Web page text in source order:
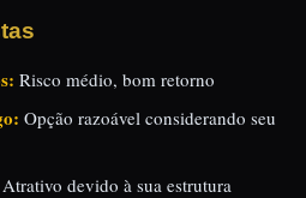
Risco médio, bom retorno
Opção razoável considerando seu
Atrativo devido à sua estrutura